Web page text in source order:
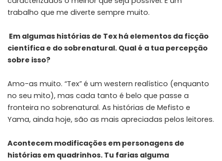
trabalho que me diverte sempre muito.
Em algumas histórias de Tex há elementos da ficção
científica e do sobrenatural. Qual é a tua percepção
sobre isso?
Amo-as muito. “Tex” é um western realístico (enquanto
no seu mito), mas cada tanto é belo que passe a
fronteira no sobrenatural. As histórias de Mefisto e
Yama, ainda hoje, são as mais apreciadas pelos leitores.
Acontecem modificações em personagens de
histórias em quadrinhos. Tu farias alguma